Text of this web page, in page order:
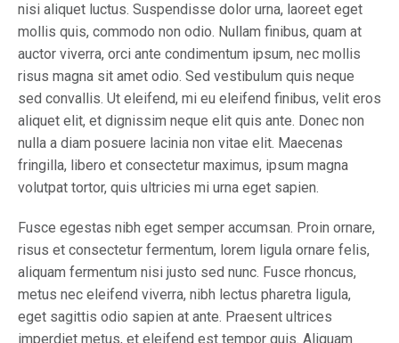
nisi aliquet luctus. Suspendisse dolor urna, laoreet eget
mollis quis, commodo non odio. Nullam finibus, quam at
auctor viverra, orci ante condimentum ipsum, nec mollis
risus magna sit amet odio. Sed vestibulum quis neque
sed convallis. Ut eleifend, mi eu eleifend finibus, velit eros
aliquet elit, et dignissim neque elit quis ante. Donec non
nulla a diam posuere lacinia non vitae elit. Maecenas
fringilla, libero et consectetur maximus, ipsum magna
volutpat tortor, quis ultricies mi urna eget sapien.
Fusce egestas nibh eget semper accumsan. Proin ornare,
risus et consectetur fermentum, lorem ligula ornare felis,
aliquam fermentum nisi justo sed nunc. Fusce rhoncus,
metus nec eleifend viverra, nibh lectus pharetra ligula,
eget sagittis odio sapien at ante. Praesent ultrices
imperdiet metus, et eleifend est tempor quis. Aliquam